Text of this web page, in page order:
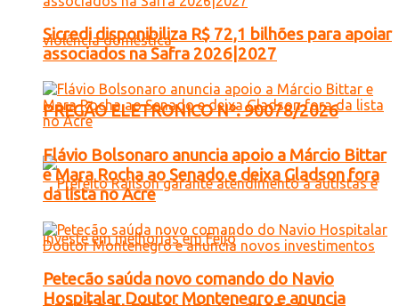
PREGÃO ELETRONICO Nº. 90078/2026
Sicredi disponibiliza R$ 72,1 bilhões para apoiar
associados na Safra 2026|2027
Flávio Bolsonaro anuncia apoio a Márcio Bittar
e Mara Rocha ao Senado e deixa Gladson fora
da lista no Acre
Petecão saúda novo comando do Navio
Hospitalar Doutor Montenegro e anuncia